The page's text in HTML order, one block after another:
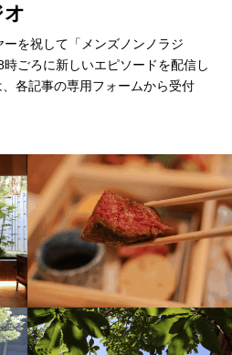
を祝して「メンズノンノラジ
ごろに新しいエピソードを配信し
各記事の専用フォームから受付